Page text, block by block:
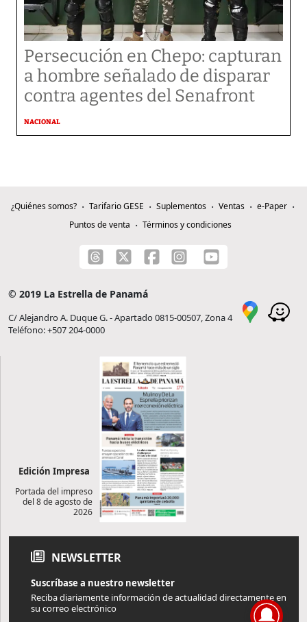
Persecución en Chepo: capturan
a hombre señalado de disparar
contra agentes del Senafront
NACIONAL
¿Quiénes somos? Tarifario GESE Suplementos Ventas
e-Paper
Puntos de venta
Términos y condiciones
© 2019 La Estrella de Panamá
C/ Alejandro A. Duque G. - Apartado 0815-00507, Zona 4
Teléfono: +507 204-0000
Edición Impresa
Portada del impreso
del 8 de agosto de
2026
NEWSLETTER
Suscríbase a nuestro newsletter
Reciba diariamente información de actualidad directamente en
su correo electrónico